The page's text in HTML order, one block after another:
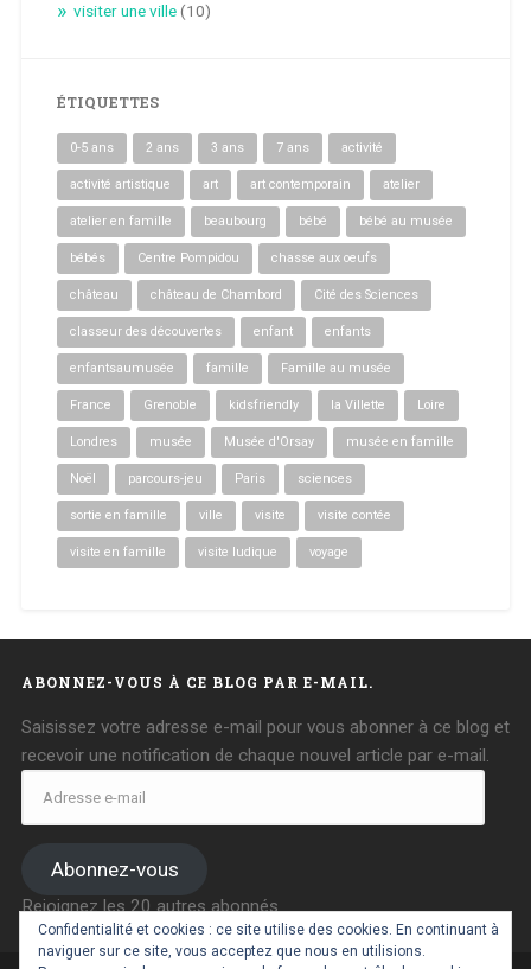
visiter une ville(10)
ÉTIQUETTES
0-5 ans 2 ans 3 ans 7 ans activité
activité artistique art art contemporain atelier
atelier en famille beaubourg bébé bébé au musée
bébés Centre Pompidou chasse aux oeufs
château château de Chambord Cité des Sciences
classeur des découvertes enfant enfants
enfantsaumusée famille Famille au musée
France Grenoble kidsfriendly la Villette Loire
Londres musée Musée d'Orsay musée en famille
Noël parcours-jeu Paris sciences
sortie en famille ville visite visite contée
visite en famille visite ludique voyage
ABONNEZ-VOUS À CE BLOG PAR E-MAIL.
Saisissez votre adresse e-mail pour vous abonner à ce blog et
recevoir une notification de chaque nouvel article par e-mail.
Adresse
Abonnez-vous
Rejoignez les 20 autres abonnés
Confidentialité et cookies : ce site utilise des cookies. En continuant à
naviguer sur ce site, vous acceptez que nous en utilisions.